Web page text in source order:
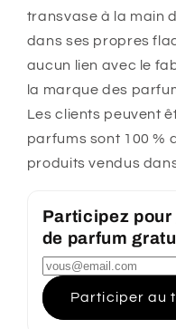
transvase à la main
dans ses propres
aucun lien avec le
la marque des
Les clients peuvent
parfums sont 100 %
produits vendus
Participez
de parfum
Participer au